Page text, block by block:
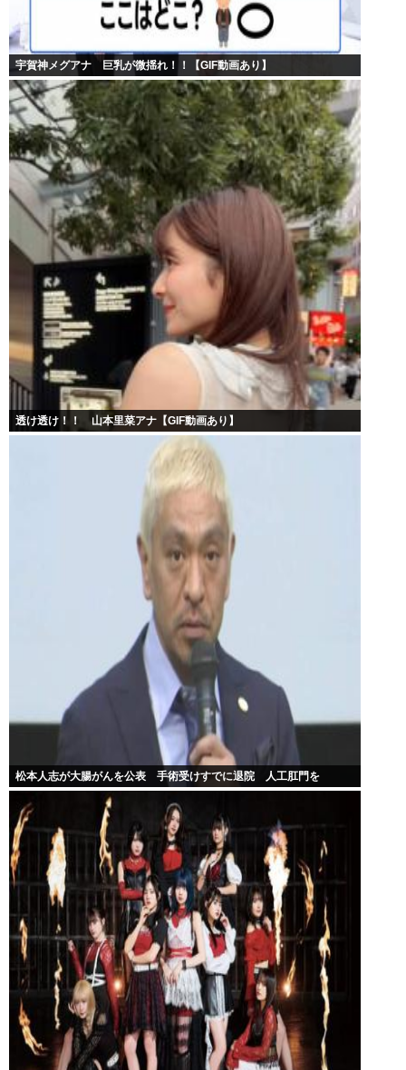
宇賀神メグアナ 巨乳が微揺れ！！【GIF動画あり】
透け透け！！ 山本里菜アナ【GIF動画あり】
松本人志が大腸がんを公表 手術受けすでに退院 人工肛門を